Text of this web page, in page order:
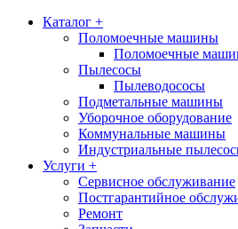
Каталог +
Поломоечные машины
Поломоечные
Пылесосы
Пылеводососы
Подметальные машины
Уборочное оборудование
Коммунальные машины
Индустриальные
Услуги +
Сервисное обслуживание
Постгарантийное
Ремонт